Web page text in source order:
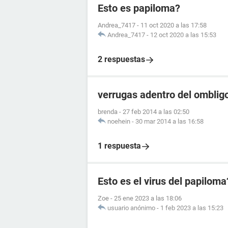
Esto es papiloma?
Andrea_7417 - 11 oct 2020 a las 17:58
Andrea_7417 - 12 oct 2020 a las 15:53
2 respuestas
verrugas adentro del
brenda - 27 feb 2014 a las 02:50
noehein - 30 mar 2014 a las 16:58
1 respuesta
Esto es el virus del
Zoe - 25 ene 2023 a las 18:06
usuario anónimo - 1 feb 2023 a las 15:23